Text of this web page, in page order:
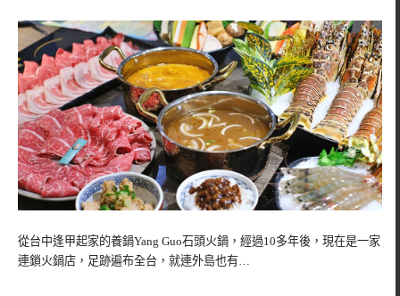
從台中逢甲起家的養鍋Yang Guo石頭火鍋，經過10多年後，現在是一家
連鎖火鍋店，足跡遍布全台，就連外島也有…